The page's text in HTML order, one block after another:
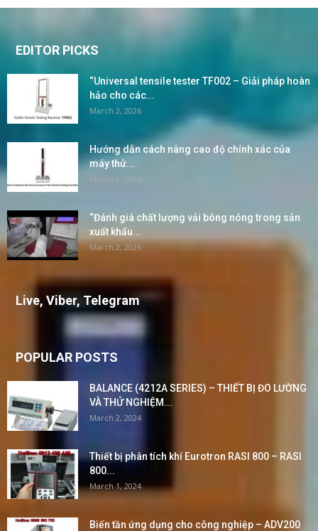
EDITOR PICKS
“Universal tensile tester TF002 – Giải pháp hoàn
hảo cho các...
March 2, 2026
Hướng dẫn cách nâng cao độ chính xác của
máy thử...
March 2, 2026
“Đánh giá chất lượng vải bông nóng trong sản
xuất khẩu...
March 2, 2026
Live, Viber, Telegram
POPULAR POSTS
BALANCE (4212A SERIES) – THIẾT BỊ ĐO LƯỜNG
VÀ THỬ NGHIỆM...
March 2, 2024
Thiết bị phân tích khí Eurotron RASI 800 – RASI
800...
March 1, 2024
Biến tần ứng dụng cho công nghiệp – ADV200